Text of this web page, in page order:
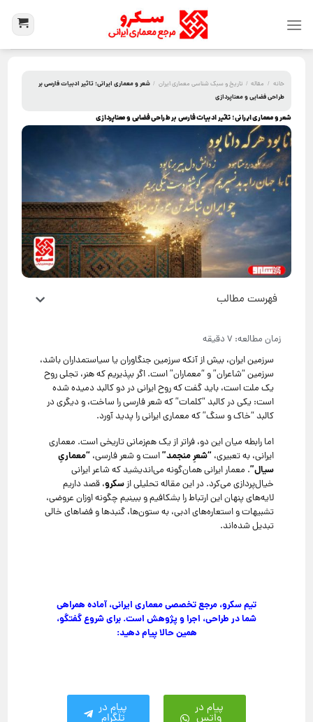
خانه / مقاله / تاریخ و سبک شناسی معماری ایران / شعر و معماری ایرانی؛ تاثیر ادبیات فارسی بر
طراحی فضایی و معناپردازی
شعر و معماری ایرانی؛ تاثیر ادبیات فارسی بر طراحی فضایی و معناپردازی
فهرست مطالب
سرزمین ایران، بیش از آنکه سرزمین جنگاوران یا سیاستمداران باشد،
سرزمین “شاعران” و “معماران” است. اگر بپذیریم که هنر، تجلی روح
یک ملت است، باید گفت که روح ایرانی در دو کالبد دمیده شده
است: یکی در کالبد “کلمات” که شعر فارسی را ساخت، و دیگری در
کالبد “خاک و سنگ” که معماری ایرانی را پدید آورد.
اما رابطه میان این دو، فراتر از یک هم‌زمانی تاریخی است. معماری
ایرانی، به تعبیری، “شعرِ منجمد”است و شعر فارسی، “معماریِ
سیال”. معمار ایرانی همان‌گونه می‌اندیشید که شاعر ایرانی
خیال‌پردازی می‌کرد. در این مقاله تحلیلی ازسکرو، قصد داریم
لایه‌های پنهان این ارتباط را بشکافیم و ببینیم چگونه اوزان عروضی،
تشبیهات و استعاره‌های ادبی، به ستون‌ها، گنبدها و فضاهای خالی
تبدیل شده‌اند.
تیم سکرو، مرجع تخصصی معماری ایرانی، آماده همراهی
شما در طراحی، اجرا و پژوهش است. برای شروع گفتگو،
همین حالا پیام دهید:
پیام در پیام در